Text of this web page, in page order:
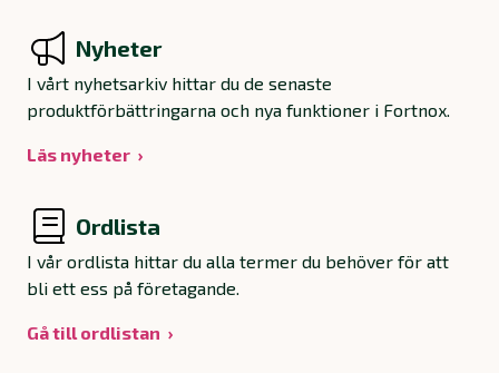
Nyheter
I vårt nyhetsarkiv hittar du de senaste
produktförbättringarna och nya funktioner i Fortnox.
Läs nyheter
Ordlista
I vår ordlista hittar du alla termer du behöver för att
bli ett ess på företagande.
Gå till ordlistan